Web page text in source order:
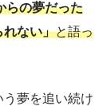
らの夢だった
れない」と語っ
夢を追い続け